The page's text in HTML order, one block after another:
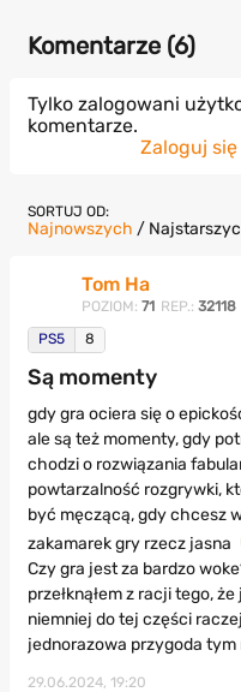
Komentarze (6)
Tylko zalogowani
komentarze.
Zaloguj się
SORTUJ OD:
Najnowszych /
Tom Ha
POZIOM: 71 REP.: 32118
PS5 8
Są momenty
gdy gra ociera się o
ale są też momenty, gdy
chodzi o rozwiązania
powtarzalność rozgrywki,
być męczącą, gdy chcesz
zakamarek gry rzecz jasna
Czy gra jest za bardzo
przełknąłem z racji tego,
niemniej do tej części
jednorazowa przygoda tym
29.06.2024, 19:20